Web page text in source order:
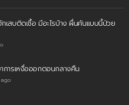
เสบติดเชื้อ มีอะไรบ้าง ผื่นคันแบบนี้ป่วย
การเหงื่อออกตอนกลางคืน